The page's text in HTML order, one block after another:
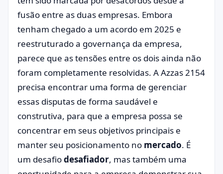
fusão entre as duas empresas. Embora
tenham chegado a um acordo em 2025 e
reestruturado a governança da empresa,
parece que as tensões entre os dois ainda não
foram completamente resolvidas. A Azzas 2154
precisa encontrar uma forma de gerenciar
essas disputas de forma saudável e
construtiva, para que a empresa possa se
concentrar em seus objetivos principais e
manter seu posicionamento no mercado. É
um desafiodesafiador, mas também uma